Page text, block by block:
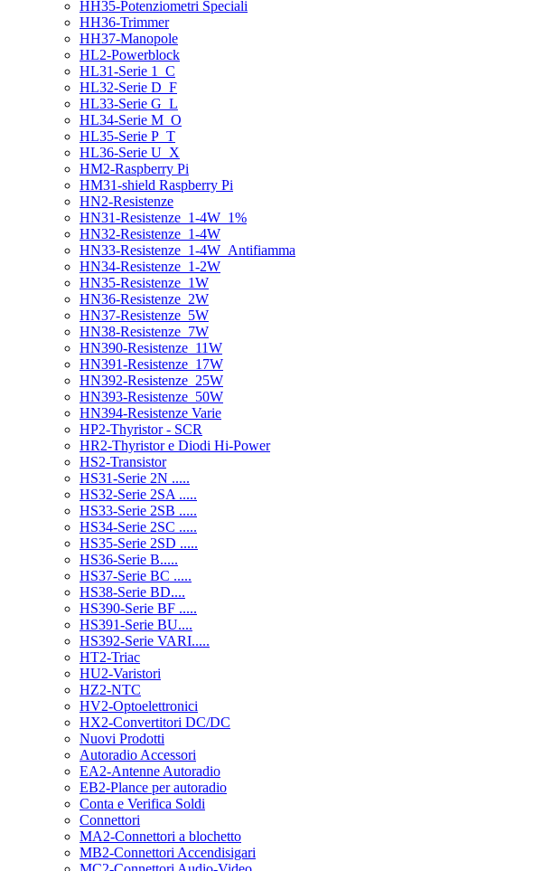
HH35-Potenziometri Speciali
HH36-Trimmer
HH37-Manopole
HL2-Powerblock
HL31-Serie 1_C
HL32-Serie D_F
HL33-Serie G_L
HL34-Serie M_O
HL35-Serie P_T
HL36-Serie U_X
HM2-Raspberry Pi
HM31-shield Raspberry Pi
HN2-Resistenze
HN31-Resistenze_1-4W_1%
HN32-Resistenze_1-4W
HN33-Resistenze_1-4W_Antifiamma
HN34-Resistenze_1-2W
HN35-Resistenze_1W
HN36-Resistenze_2W
HN37-Resistenze_5W
HN38-Resistenze_7W
HN390-Resistenze_11W
HN391-Resistenze_17W
HN392-Resistenze_25W
HN393-Resistenze_50W
HN394-Resistenze Varie
HP2-Thyristor - SCR
HR2-Thyristor e Diodi Hi-Power
HS2-Transistor
HS31-Serie 2N .....
HS32-Serie 2SA .....
HS33-Serie 2SB .....
HS34-Serie 2SC .....
HS35-Serie 2SD .....
HS36-Serie B.....
HS37-Serie BC .....
HS38-Serie BD....
HS390-Serie BF .....
HS391-Serie BU....
HS392-Serie VARI.....
HT2-Triac
HU2-Varistori
HZ2-NTC
HV2-Optoelettronici
HX2-Convertitori DC/DC
Nuovi Prodotti
Autoradio Accessori
EA2-Antenne Autoradio
EB2-Plance per autoradio
Conta e Verifica Soldi
Connettori
MA2-Connettori a blochetto
MB2-Connettori Accendisigari